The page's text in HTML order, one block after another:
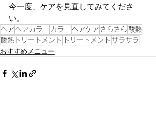
今一度、ケアを見直してみてくださ
い。
ヘア ヘアカラー カラー ヘアケア さらさら 酸熱
酸熱トリートメント
トリートメント サラサラ
おすすめメニュー